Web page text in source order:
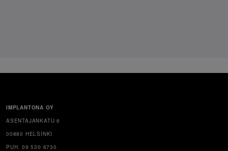
IMPLANTONA OY
ASENTAJANKATU 6
00880 HELSINKI
PUH. 09 530 6730